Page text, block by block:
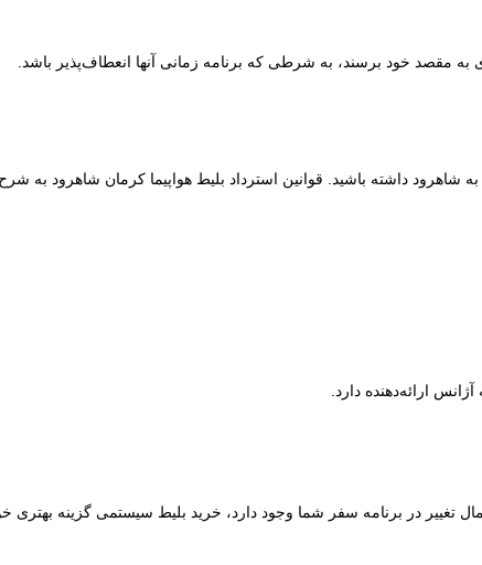
مقصد خود برسند، به شرطی که برنامه زمانی آنها انعطاف‌پذیر باشد.
شاهرود داشته باشید. قوانین استرداد بلیط هواپیما کرمان شاهرود به
ارائه‌دهنده دارد.
تغییر در برنامه سفر شما وجود دارد، خرید بلیط سیستمی گزینه بهتری